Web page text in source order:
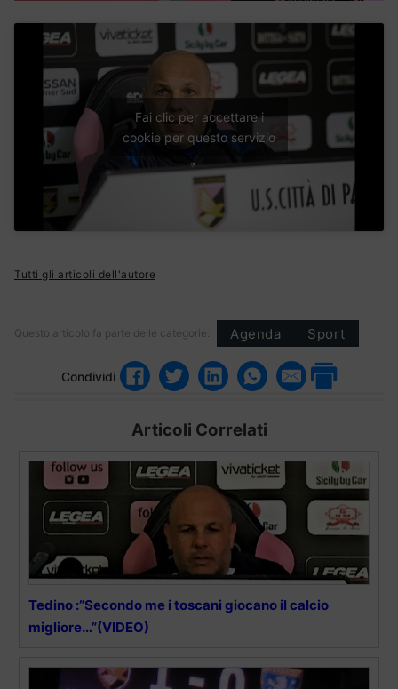
Fai clic per accettare i
cookie per questo servizio
Tutti gli articoli dell'autore
Questo articolo fa parte delle categorie: Agenda Sport
Condividi
Articoli Correlati
Tedino :”Secondo me i toscani giocano il calcio
migliore…”(VIDEO)